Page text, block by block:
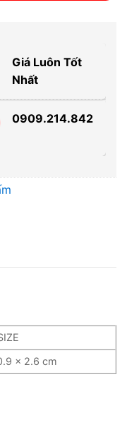
Giá Luôn Tốt
Nhất
0909.214.842
x 2.6 cm